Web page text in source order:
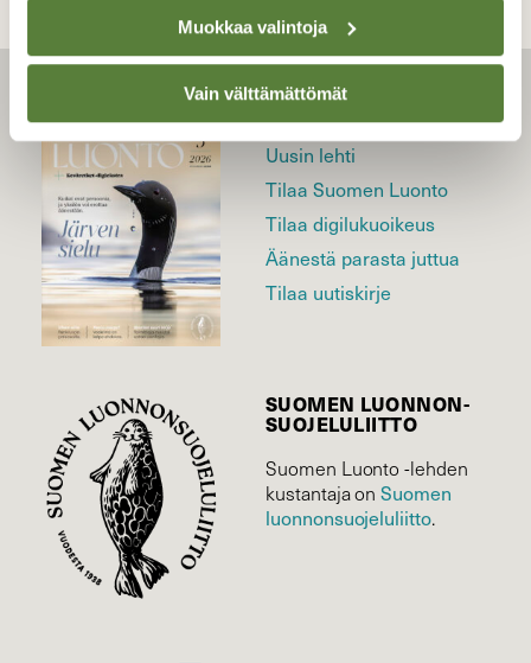
Muokkaa valintoja
Vain välttämättömät
Uusin lehti
Tilaa Suomen Luonto
Tilaa digilukuoikeus
Äänestä parasta juttua
Tilaa uutiskirje
SUOMEN LUONNON­
SUOJELU­LIITTO
Suomen Luonto -lehden
kustantaja onSuomen
luonnonsuojelu­liitto.